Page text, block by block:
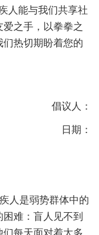
人能与我们共享社
之手，以拳拳之
热切期盼着您的
倡议人：
日期：
人是弱势群体中的
难：盲人见不到